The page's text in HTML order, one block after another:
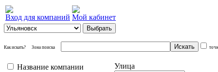
Вход для компаний Мой кабинет
Как искать? Зона поиска
Название компании
Улица